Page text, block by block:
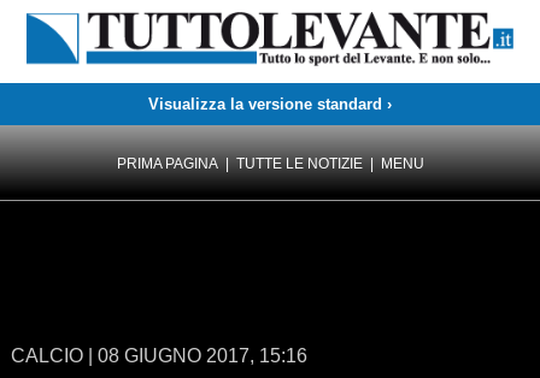
Visualizza la versione standard ›
PRIMA PAGINA| TUTTE LE NOTIZIE| MENU
CALCIO| 08 GIUGNO 2017, 15:16